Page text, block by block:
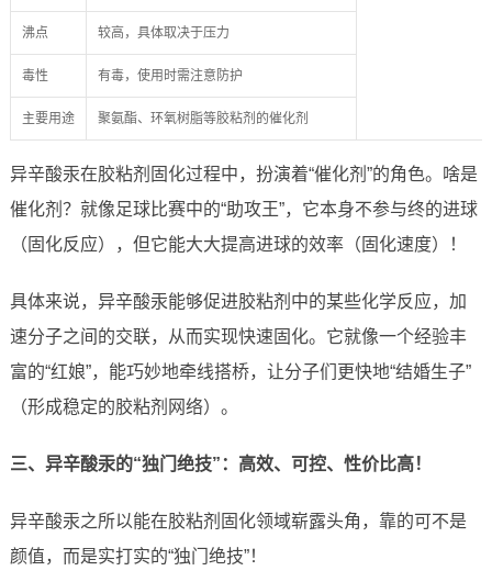
沸点 较高，具体取决于压力
毒性 有毒，使用时需注意防护
主要用途 聚氨酯、环氧树脂等胶粘剂的催化剂
异辛酸汞在胶粘剂固化过程中，扮演着“催化剂”的角色。啥是
催化剂？就像足球比赛中的“助攻王”，它本身不参与终的进球
（固化反应），但它能大大提高进球的效率（固化速度）！
具体来说，异辛酸汞能够促进胶粘剂中的某些化学反应，加
速分子之间的交联，从而实现快速固化。它就像一个经验丰
富的“红娘”，能巧妙地牵线搭桥，让分子们更快地“结婚生子”
（形成稳定的胶粘剂网络）。
三、异辛酸汞的“独门绝技”：高效、可控、性价比高！
异辛酸汞之所以能在胶粘剂固化领域崭露头角，靠的可不是
颜值，而是实打实的“独门绝技”！